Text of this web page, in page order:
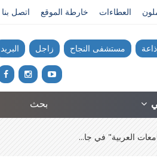
العطاءات خارطة الموقع اتصل بنا
مستشفى النجاح زاجل البريد
العربية" في جا...